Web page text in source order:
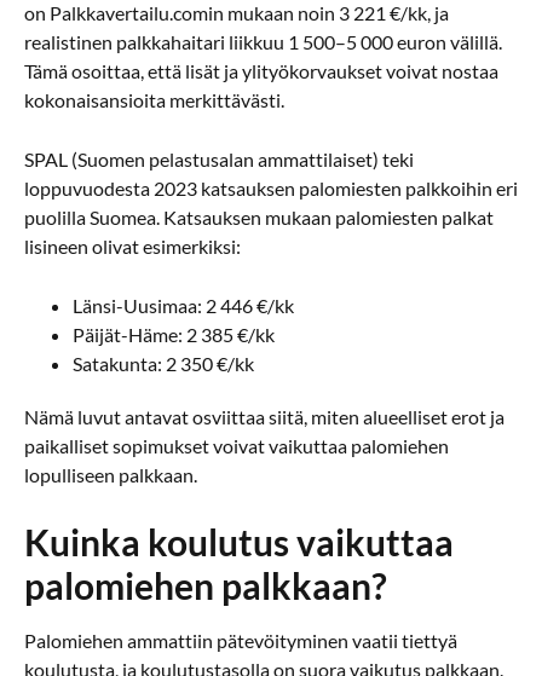
on Palkkavertailu.comin mukaan noin 3 221 €/kk, ja
realistinen palkkahaitari liikkuu 1 500–5 000 euron välillä.
Tämä osoittaa, että lisät ja ylityökorvaukset voivat nostaa
kokonaisansioita merkittävästi.
SPAL (Suomen pelastusalan ammattilaiset) teki
loppuvuodesta 2023 katsauksen palomiesten palkkoihin eri
puolilla Suomea. Katsauksen mukaan palomiesten palkat
lisineen olivat esimerkiksi:
Länsi-Uusimaa: 2 446 €/kk
Päijät-Häme: 2 385 €/kk
Satakunta: 2 350 €/kk
Nämä luvut antavat osviittaa siitä, miten alueelliset erot ja
paikalliset sopimukset voivat vaikuttaa palomiehen
lopulliseen palkkaan.
Kuinka koulutus vaikuttaa
palomiehen palkkaan?
Palomiehen ammattiin pätevöityminen vaatii tiettyä
koulutusta, ja koulutustasolla on suora vaikutus palkkaan.